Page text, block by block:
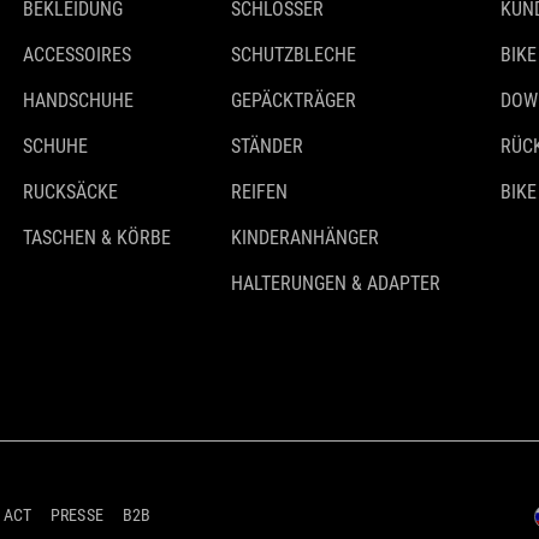
BEKLEIDUNG
ACCESSOIRES
HANDSCHUHE
SCHUHE
RUCKSÄCKE
TASCHEN & KÖRBE
SCHLÖSSER
SCHUTZBLECHE
GEPÄCKTRÄGER
STÄNDER
REIFEN
KINDERANHÄNGER
HALTERUNGEN & ADAPTER
ACT PRESSE B2B